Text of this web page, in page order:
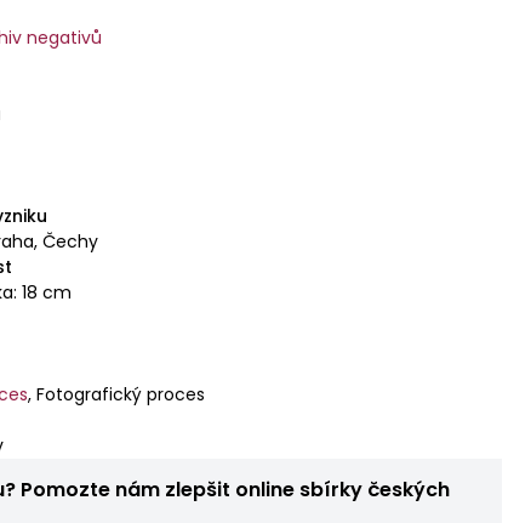
negativů
Čechy
18 cm
,Fotografický proces
Pomozte nám zlepšit online sbírky českých